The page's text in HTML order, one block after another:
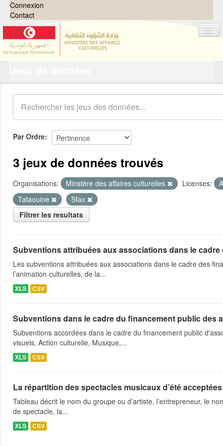
Connexion
Contact
Organisations
Groupes
Demandes 0
À propos
Par Ordre
3 jeux de données trouvés
Organisations: Minstère des affaires culturelles Licenses:
Tataouine
Sfax
Filtrer les resultats
Subventions attribuées aux associations dans le
Les subventions attribuées aux associations dans le cadre des
l’animation culturelles, de la...
XLS CSV
Subventions dans le cadre du financement public des
Subventions accordées dans le cadre du financement public
visuels, Action culturelle, Musique,...
XLS CSV
La répartition des spectacles musicaux d’été
Tableau décrit le nom du groupe ou d’artiste, l’entrepreneur, le
de spectacle, la...
XLS CSV